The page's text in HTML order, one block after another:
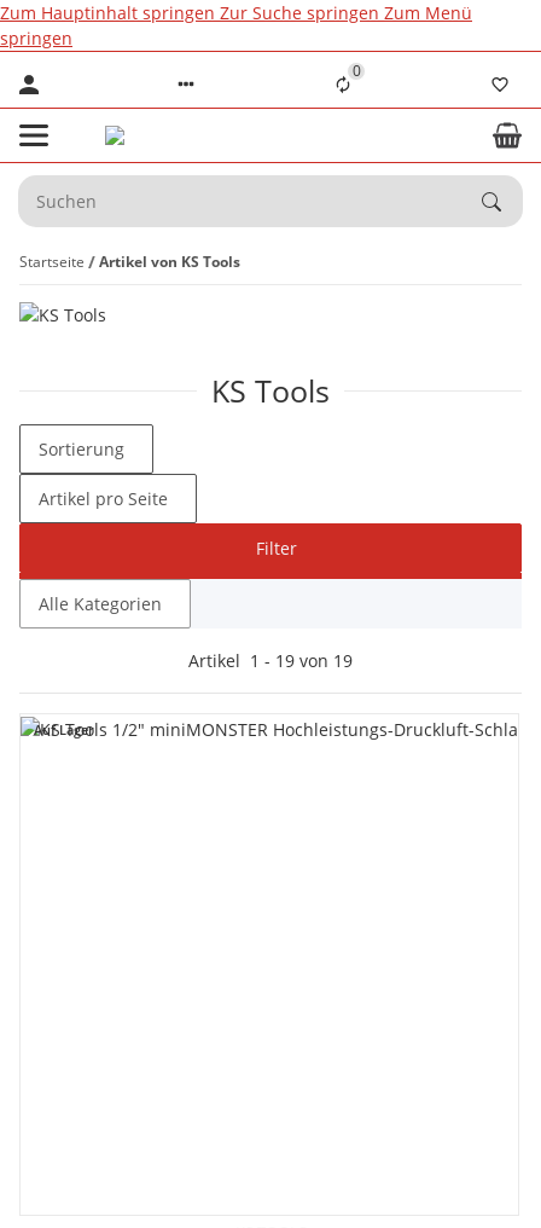
Zum Hauptinhalt springen Zur Suche springen Zum Menü
springen
0
Startseite Artikel von KS Tools
KS Tools
Filter
Sortierung
Artikel pro Seite
Alle Kategorien
Artikel 1 - 19 von 19
Auf Lager